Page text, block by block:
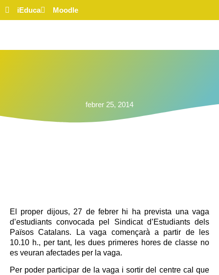
iEduca Moodle
febrer 25, 2014
El proper dijous, 27 de febrer hi ha prevista una vaga
d’estudiants convocada pel Sindicat d’Estudiants dels
Països Catalans. La vaga començarà a partir de les
10.10 h., per tant,
les dues primeres hores de classe no
es veuran afectades per la vaga.
Per poder participar de la vaga i sortir del centre cal que